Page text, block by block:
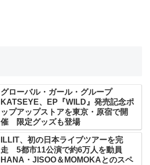
グローバル・ガール・グループ
KATSEYE、EP『WILD』発売記念ポ
ップアップストアを東京・原宿で開
催 限定グッズも登場
ILLIT、初の日本ライブツアーを完
走 5都市11公演で約6万人を動員
HANA・JISOO＆MOMOKAとのスペ